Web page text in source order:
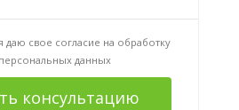
даю свое согласие на обработку
данных
консультацию